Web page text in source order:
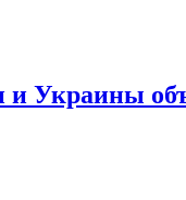
и Украины